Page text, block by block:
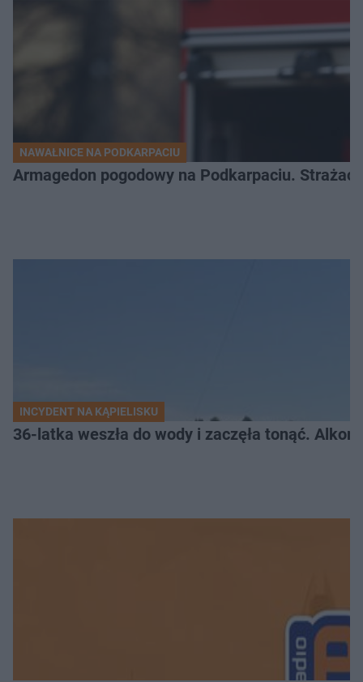
NAWAŁNICE NA PODKARPACIU
Armagedon pogodowy na Podkarpaciu.
INCYDENT NA KĄPIELISKU
36-latka weszła do wody i zaczęła tonąć.